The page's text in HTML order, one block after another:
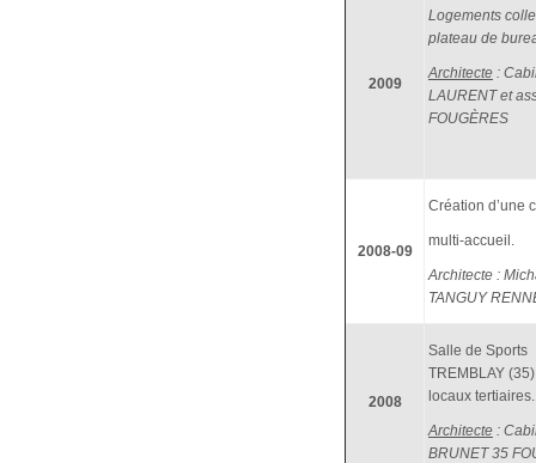
2009
Logements
plateau de
Architecte :
LAURENT et
FOUGÈRES
2008-09
Création d’une
multi-accueil.
Architecte :
TANGUY
2008
Salle de Sports
TREMBLAY
locaux tertiaires.
Architecte :
BRUNET 35